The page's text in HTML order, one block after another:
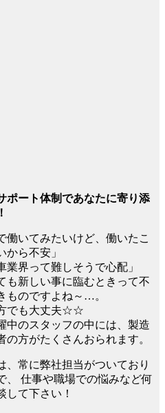
ポート体制であなたに寄り添
働いてみたいけど、働いたこ
から不安」
業界って難しそうで心配」
も新しい事に臨むときって不
ものですよね～…。
でも大丈夫☆☆
中のスタッフの中には、製造
の方がたくさんおられます。
、常に弊社担当がついており
、 仕事や職場での悩みなど何
して下さい！